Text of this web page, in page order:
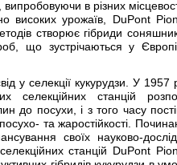
в різних
високих урожаїв, DuPont
створює гібриди
що зустрічаються у
у селекції кукурудзи. У 1957
селекційних станцій
до посухи, і з того часу
та жаростійкості.
своїх науково-
станцій DuPont